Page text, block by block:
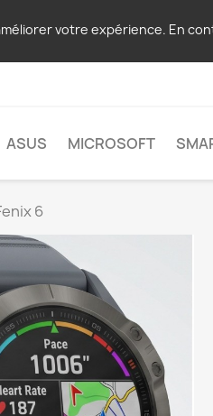
votre expérience. En
ASUS MICROSOFT
6